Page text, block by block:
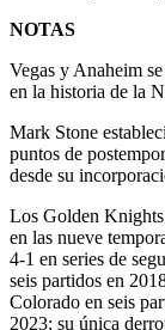
NOTAS
Vegas y Anaheim
en la historia de la
Mark Stone
puntos de
desde su
Los Golden Knights
en las nueve
4-1 en series de
seis partidos en
Colorado en seis
2023; su única